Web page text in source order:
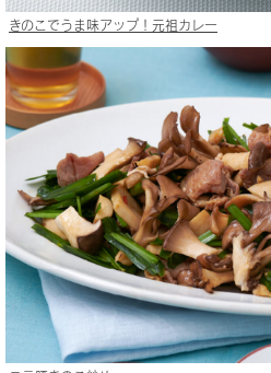
きのこでうま味アップ！元祖カレー